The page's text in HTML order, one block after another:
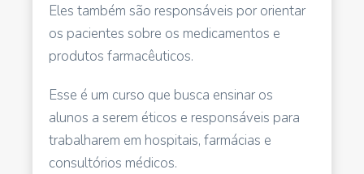
Eles também são responsáveis por orientar
os pacientes sobre os medicamentos e
produtos farmacêuticos.
Esse é um curso que busca ensinar os
alunos a serem éticos e responsáveis para
trabalharem em hospitais, farmácias e
consultórios médicos.